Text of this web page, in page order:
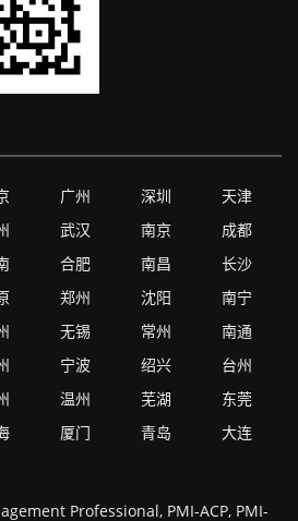
广州 深圳
天津
武汉 南京
成都
合肥 南昌
长沙
郑州 沈阳
南宁
无锡 常州
南通
宁波 绍兴
台州
温州 芜湖
东莞
厦门 青岛 大连
Professional, PMI-ACP, PMI-